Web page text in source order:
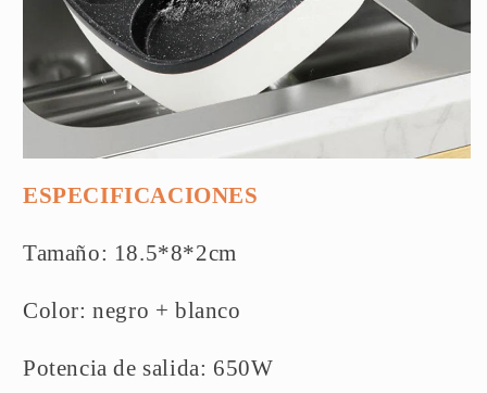
ESPECIFICACIONES
Tamaño: 18.5*8*2cm
Color: negro + blanco
Potencia de salida: 650W